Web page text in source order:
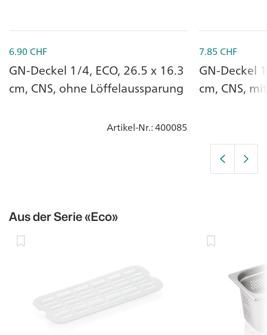
6.90CHF
GN-Deckel 1/4, ECO, 26.5 x 16.3
cm, CNS, ohne Löffelaussparung
Artikel-Nr.: 400085
7.85 CHF
GN-Deckel
cm, CNS,
Aus der Serie«Eco»